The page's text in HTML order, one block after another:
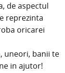
de aspectul
reprezinta
oricarei
uneori, banii te
in ajutor!